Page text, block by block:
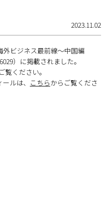
2023.11.02
ビジネス最前線～中国編
）に掲載されました。
覧ください。
ルは、 こちらからご覧くださ